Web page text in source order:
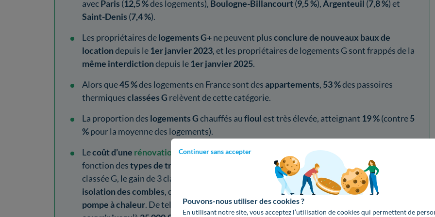
Continuer sans accepter
Pouvons-nous utiliser des cookies ?
En utilisant notre site, vous acceptez l’utilisation de cookies qui permettent de
avecParis (12,5 %des logements), Boulogne-Billancourt(9,5 %),Argenteuil (7,8 %) et
Saint-Denis (7,4 %).
Les propriétaires delogements G+ne peuvent plusconclure de nouveaux baux de
locationdepuis le1er janvier 2023, et les propriétaires de logements G sont frappés de la
même interdictiondepuis le1er janvier 2025.
Alors que45 %des logements en France sont desappartements, 53 %des passoires
thermiquesclassées G relèvent de cette catégorie.
La proportion des logements Gchauffés aufioulest très élevée, atteignant 19 %(contre5
%pour la moyenne des logements).
Lecoût d’une rénovation énergétiquepour une passoire thermique varie fortement en
fonction destypes de travaux
réalisés. Si on prend l’exemple d’une maison de 150 m²
classée G, le gain de 3 classes énergétiques pourra s’obtenir par l’intermédiaire de 3 gestes :
isolation des combles, des
remplacement de la chaudière par une
pompe à chaleur. De tels travaux coûtent environ40 000 euros